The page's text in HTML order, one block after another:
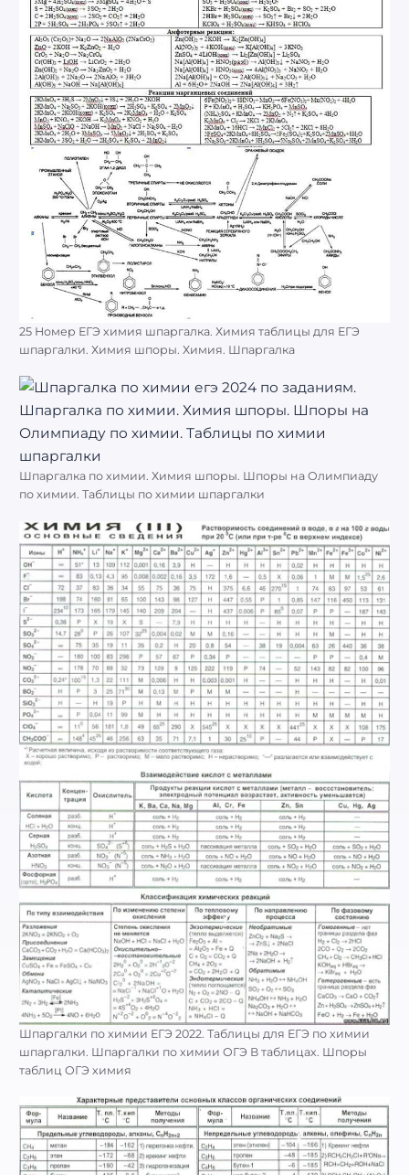
25 Номер ЕГЭ химия шпаргалка. Химия таблицы для ЕГЭ
шпаргалки. Химия шпоры. Химия. Шпаргалка
Шпаргалка по химии. Химия шпоры. Шпоры на Олимпиаду
по химии. Таблицы по химии шпаргалки
Шпаргалки по химии ЕГЭ 2022. Таблицы для ЕГЭ по химии
шпаргалки. Шпаргалки по химии ОГЭ В таблицах. Шпоры
таблиц ОГЭ химия